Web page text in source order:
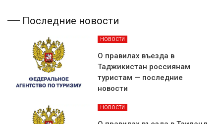
Последние новости
НОВОСТИ
О правилах въезда в
Таджикистан россиянам
туристам — последние
новости
НОВОСТИ